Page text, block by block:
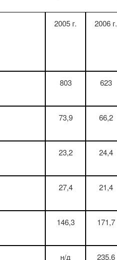
2005 г. 2006 г.
803 623
73,9 66,2
23,2 24,4
27,4 21,4
146,3 171,7
н/д 235,6